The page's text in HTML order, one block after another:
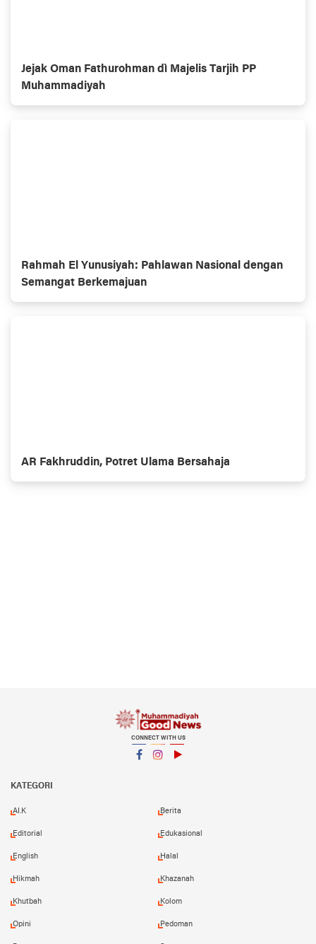
Jejak Oman Fathurohman dì Majelis Tarjih PP
Muhammadiyah
Rahmah El Yunusiyah: Pahlawan Nasional dengan
Semangat Berkemajuan
AR Fakhruddin, Potret Ulama Bersahaja
CONNECT WITH US
KATEGORI
AI.K Berita
Editorial Edukasional
English Halal
Hikmah Khazanah
Khutbah Kolom
Opini Pedoman